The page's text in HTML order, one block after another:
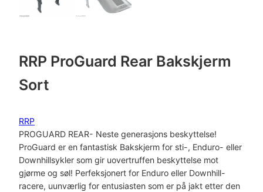
RRP ProGuard Rear Bakskjerm
Sort
RRP
PROGUARD REAR- Neste generasjons beskyttelse!
ProGuard er en fantastisk Bakskjerm for sti-, Enduro- eller
Downhillsykler som gir uovertruffen beskyttelse mot
gjørme og søl! Perfeksjonert for Enduro eller Downhill-
racere, uunværlig for entusiasten som er på jakt etter den